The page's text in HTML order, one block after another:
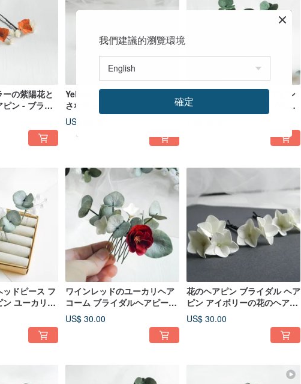
の紫陽花と
ン - ブライ
リー
Yellow flowers hair pins 小
さなウェディングヘアクリッ
プ
US$ 20.00
グリーンのユーカリヘアピン
フローラルウェディングヘア
ピース グリーンリーフ ブライ
ドピース フ
ン ユーカリパ
イダルヘア
ワインレッドのユーカリヘア
コーム ブライダルヘアピース
フローラル フォールウェディ
ングヘアアクセサリー
US$ 30.00
花のヘアピン ブライダル ヘア
ピン アイボリーの花のヘアピ
ン ウェディング ヘアピース
US$ 30.00
我們建議的瀏覽環境
確定